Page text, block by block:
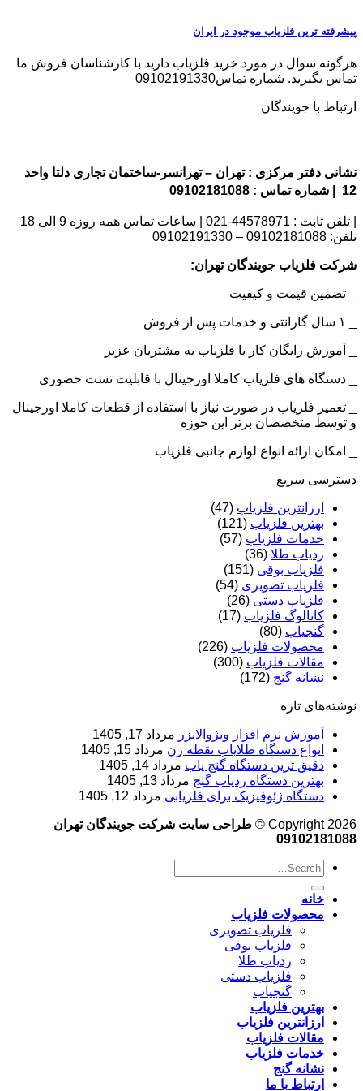
پیشرفته ترین فلزیاب موجود در ایران
هرگونه سوال در مورد خرید فلزیاب دارید با کارشناسان فروش ما
تماس بگیرید. شماره تماس09102191330
ارتباط با جویندگان
نشانی دفتر مرکزی : تهران – تهرانسر-ساختمان تجاری دلتا واحد
12 | شماره تماس : 09102181088
| تلفن ثابت : 44578971-021 | ساعات تماس همه روزه 9 الی 18
تلفن: 09102181088 – 09102191330
شرکت فلزیاب جویندگان تهران:
_ تضمین قیمت و کیفیت
_ آموزش رایگان کار با فلزیاب به مشتریان عزیز
_ دستگاه های فلزیاب کاملا اورجینال با قابلیت تست حضوری
_ تعمیر فلزیاب در صورت نیاز با استفاده از قطعات کاملا اورجینال
و توسط متخصصان برتر این حوزه
_ امکان ارائه انواع لوازم جانبی فلزیاب
دسترسی سریع
ارزانترین فلزیاب (47)
بهترین فلزیاب (121)
خدمات فلزیاب (57)
ردیاب طلا (36)
فلزیاب بوقی (151)
فلزیاب تصویری (54)
فلزیاب دستی (26)
کاتالوگ فلزیاب (17)
گنجیاب (80)
محصولات فلزیاب (226)
مقالات فلزیاب (300)
نشانه گنج (172)
نوشته‌های تازه
آموزش نرم‌ افزار ویژوالایزر مرداد 17, 1405
انواع دستگاه طلایاب نقطه زن مرداد 15, 1405
دقیق ترین دستگاه گنج یاب مرداد 14, 1405
بهترین دستگاه ردیاب گنج مرداد 13, 1405
دستگاه ژئوفیزیک برای فلزیابی مرداد 12, 1405
Copyright 2026 ©
طراحی سایت شرکت جویندگان تهران
09102181088
خانه
محصولات فلزیاب
فلزیاب تصویری
فلزیاب بوقی
ردیاب طلا
فلزیاب دستی
گنجیاب
بهترین فلزیاب
ارزانترین فلزیاب
مقالات فلزیاب
خدمات فلزیاب
نشانه گنج
ارتباط با ما